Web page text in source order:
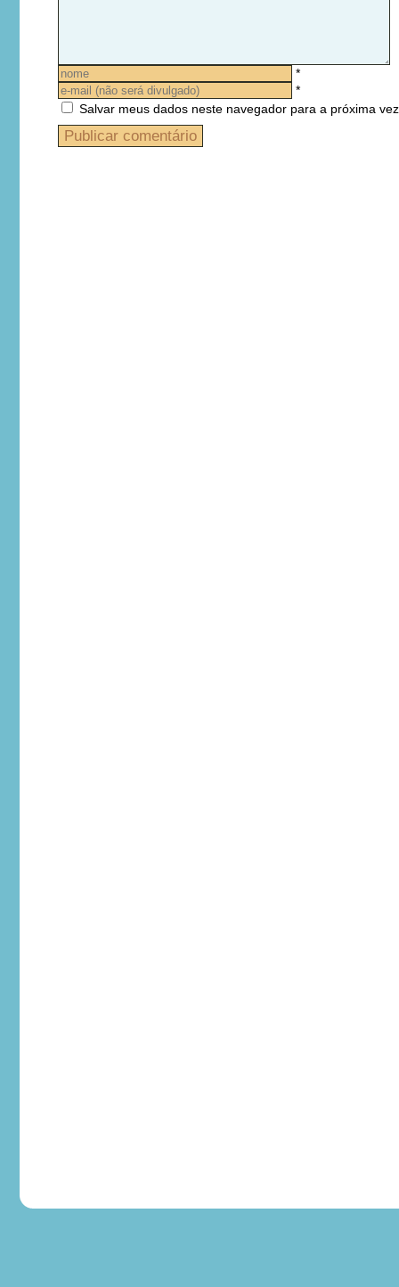
*
*
Salvar meus dados neste navegador para a próxima